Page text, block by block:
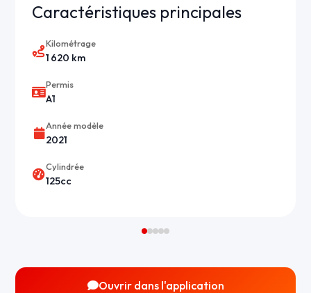
Caractéristiques principales
Kilométrage
1 620 km
Permis
A1
Année modèle
2021
Cylindrée
125cc
Ouvrir dans l'application